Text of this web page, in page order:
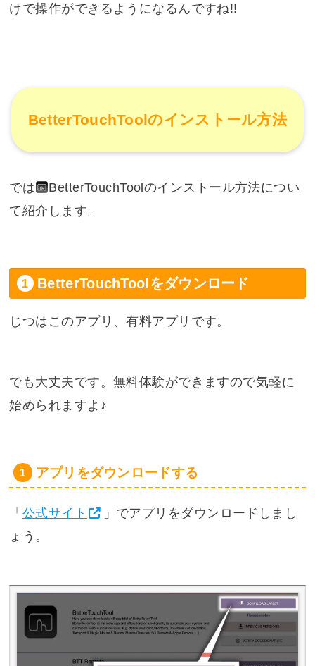
けで操作ができるようになるんですね!!
BetterTouchToolのインストール方法
では BetterTouchToolのインストール方法につい
て紹介します。
BetterTouchToolをダウンロード
じつはこのアプリ、有料アプリです。
でも大丈夫です。無料体験ができますので気軽に
始められますよ♪
アプリをダウンロードする
「 公式サイト
」でアプリをダウンロードしまし
ょう。